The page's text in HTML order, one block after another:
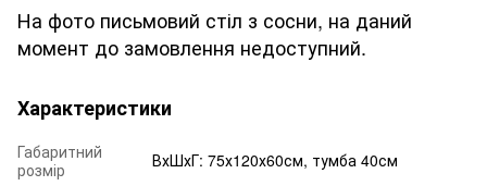
На фото письмовий стіл з сосни, на даний
момент до замовлення недоступний.
Характеристики
Габаритний
розмір
ВхШхГ: 75х120х60см, тумба 40см